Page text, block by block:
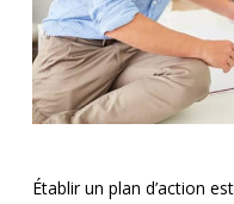
Établir un plan d’action